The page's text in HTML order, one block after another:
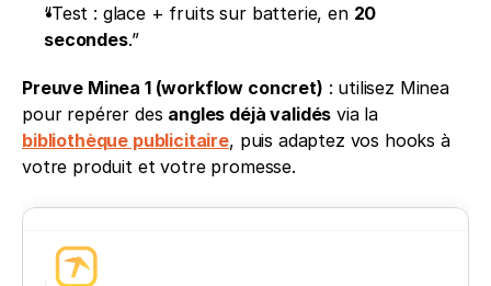
“Test : glace + fruits sur batterie, en 20
secondes.”
Preuve Minea 1 (workflow concret) : utilisez Minea
pour repérer des angles déjà validés
bibliothèque publicitaire, puis adaptez vos hooks à
votre produit et votre promesse.